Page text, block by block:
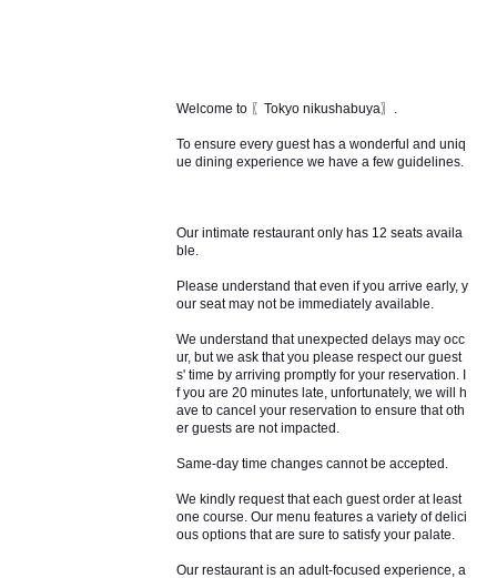
Welcome to 〖Tokyo nikushabuya〗.
To ensure every guest has a wonderful and uniq
ue dining experience we have a few guidelines.
Our intimate restaurant only has 12 seats availa
ble.
Please understand that even if you arrive early, y
our seat may not be immediately available.
We understand that unexpected delays may occ
ur, but we ask that you please respect our guest
s' time by arriving promptly for your reservation. I
f you are 20 minutes late, unfortunately, we will h
ave to cancel your reservation to ensure that oth
er guests are not impacted.
Same-day time changes cannot be accepted.
We kindly request that each guest order at least
one course. Our menu features a variety of delici
ous options that are sure to satisfy your palate.
Our restaurant is an adult-focused experience, a